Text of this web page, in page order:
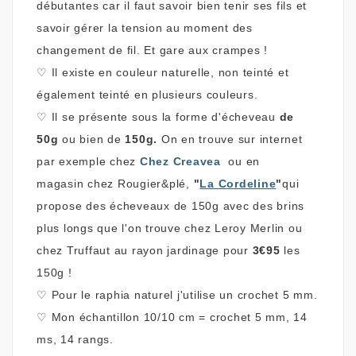
débutantes car il faut savoir bien tenir ses fils et
savoir gérer la tension au moment des
changement de fil. Et gare aux crampes !
♡ Il existe en couleur naturelle, non teinté et
également teinté en plusieurs couleurs.
♡ Il se présente sous la forme d'écheveau de
50g ou bien de 150g. On en trouve sur internet
par exemple chez Chez Creavea ou en
magasin chez Rougier&plé, "La Cordeline"qui
propose des écheveaux de 150g avec des brins
plus longs que l'on trouve chez Leroy Merlin ou
chez Truffaut au rayon jardinage pour 3€95 les
150g !
♡ Pour le raphia naturel j'utilise un crochet 5 mm.
♡ Mon échantillon 10/10 cm = crochet 5 mm, 14
ms, 14 rangs.